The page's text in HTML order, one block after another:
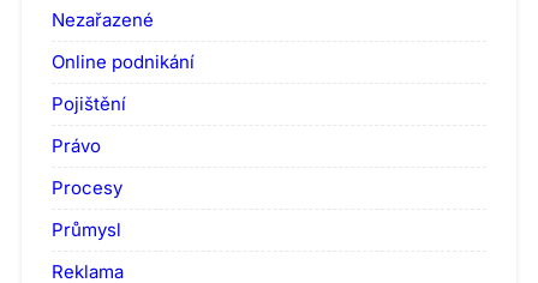
Nezařazené
Online podnikání
Pojištění
Právo
Procesy
Průmysl
Reklama